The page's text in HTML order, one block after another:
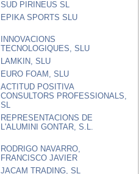
SUD PIRINEUS SL
EPIKA SPORTS SLU
INNOVACIONS
TECNOLOGIQUES, SLU
LAMKIN, SLU
EURO FOAM, SLU
ACTITUD POSITIVA
CONSULTORS PROFESSIONALS,
SL
REPRESENTACIONS DE
L'ALUMINI GONTAR, S.L.
RODRIGO NAVARRO,
FRANCISCO JAVIER
JACAM TRADING, SL